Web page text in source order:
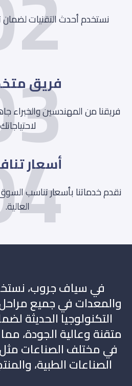
نستخدم أحدث التقنيات
فريق
فريقنا من المهندسين والخبراء
أسعار
نقدم خدماتنا بأسعار تناسب
العالية.
في سياف جروب،
والمعدات في جميع مراحل
التكنولوجيا الحديثة
متقنة وعالية الجودة،
في مختلف الصناعات مثل
الصناعات الطبية،